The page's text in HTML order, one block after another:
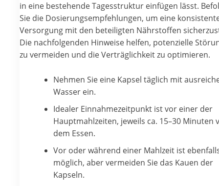
in eine bestehende Tagesstruktur einfügen lässt.
Sie die Dosierungsempfehlungen, um eine
Versorgung mit den beteiligten Nährstoffen
Die nachfolgenden Hinweise helfen, potenzielle
zu vermeiden und die Verträglichkeit zu optimieren.
Nehmen Sie eine Kapsel täglich mit
Wasser ein.
Idealer Einnahmezeitpunkt ist vor einer der
Hauptmahlzeiten, jeweils ca. 15–30 Minuten
dem Essen.
Vor oder während einer Mahlzeit ist
möglich, aber vermeiden Sie das Kauen der
Kapseln.